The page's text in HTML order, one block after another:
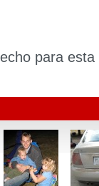
para esta